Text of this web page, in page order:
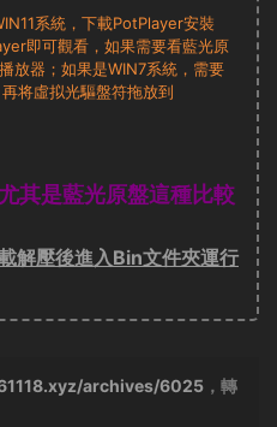
系統，下載PotPlayer安裝
即可觀看，如果需要看藍光原
放器；如果是WIN7系統，需要
将虛拟光驅盤符拖放到
其是藍光原盤這種比較
解壓後進入Bin文件夾運行
archives/6025 ，轉